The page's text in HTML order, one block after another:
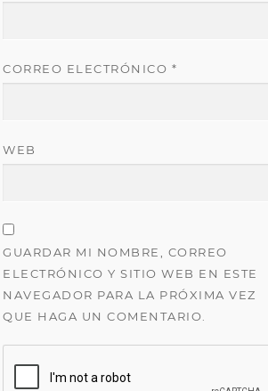
CORREO ELECTRÓNICO *
WEB
GUARDAR MI NOMBRE, CORREO
ELECTRÓNICO Y SITIO WEB EN ESTE
NAVEGADOR PARA LA PRÓXIMA VEZ
QUE HAGA UN COMENTARIO.